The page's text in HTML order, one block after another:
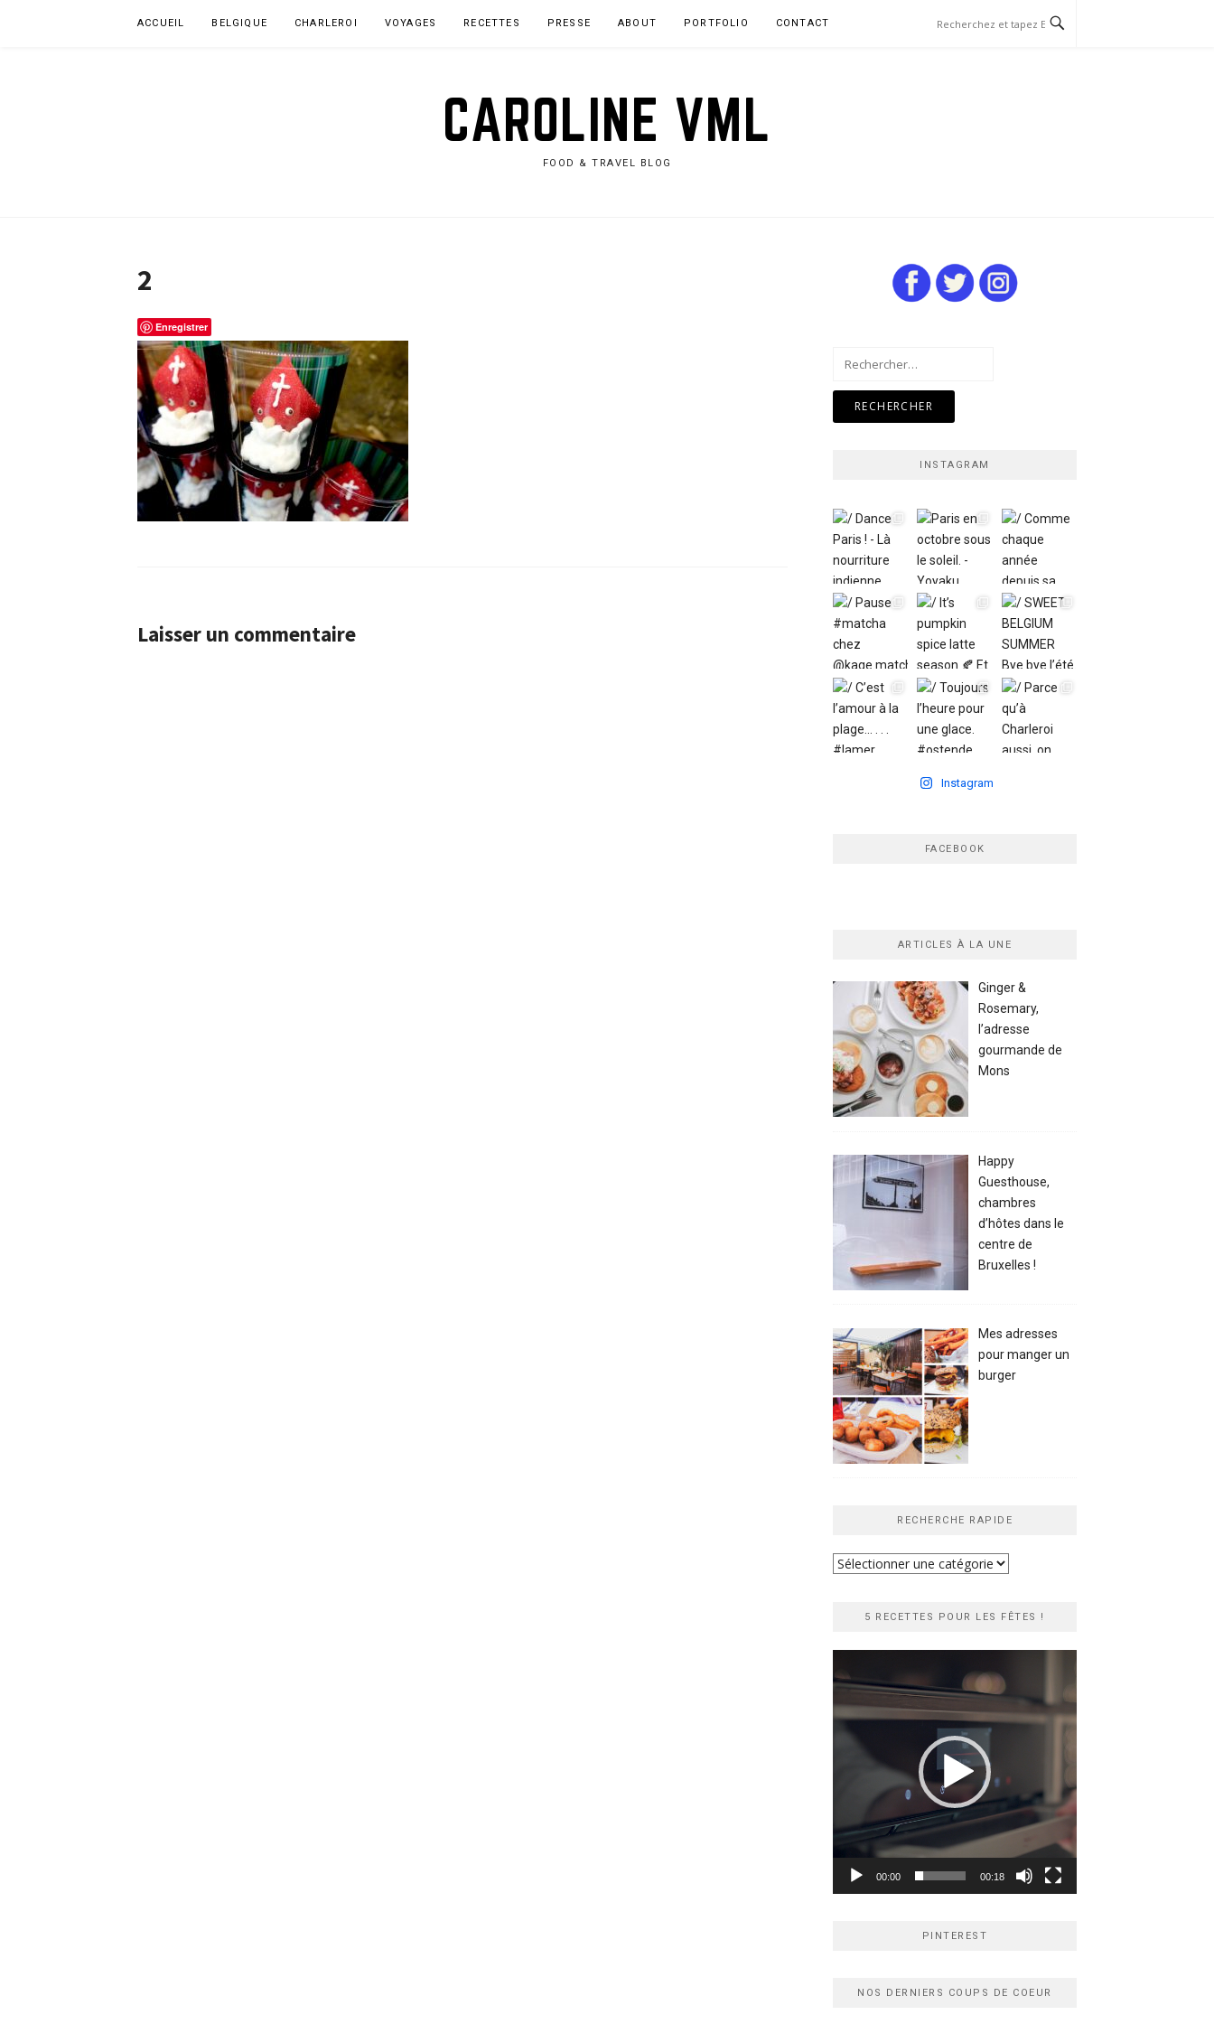
ACCUEIL BELGIQUE CHARLEROI VOYAGES RECETTES PRESSE ABOUT PORTFOLIO CONTACT
CAROLINE VML
FOOD & TRAVEL BLOG
2
Enregistrer
Laisser un commentaire
INSTAGRAM
Instagram
FACEBOOK
ARTICLES À LA UNE
Ginger &
Rosemary,
l’adresse
gourmande de
Mons
Happy
Guesthouse,
chambres
d’hôtes dans le
centre de
Bruxelles !
Mes adresses
pour manger un
burger
RECHERCHE RAPIDE
Recherche
5 RECETTES POUR LES FÊTES !
vidéo
00:00 00:18
PINTEREST
NOS DERNIERS COUPS DE COEUR